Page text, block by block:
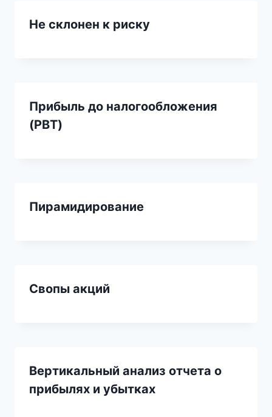
Не склонен к риску
Прибыль до налогообложения
(PBT)
Пирамидирование
Свопы акций
Вертикальный анализ отчета о
прибылях и убытках